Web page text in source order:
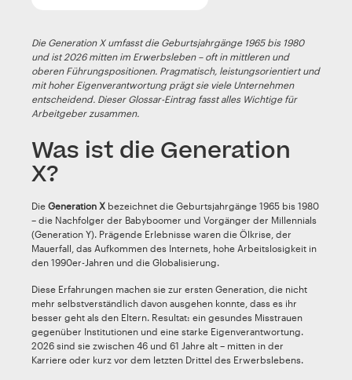
Die Generation X umfasst die Geburtsjahrgänge 1965 bis 1980
und ist 2026 mitten im Erwerbsleben – oft in mittleren und
oberen Führungspositionen. Pragmatisch, leistungsorientiert und
mit hoher Eigenverantwortung prägt sie viele Unternehmen
entscheidend. Dieser Glossar-Eintrag fasst alles Wichtige für
Arbeitgeber zusammen.
Was ist die Generation
X?
Die Generation X bezeichnet die Geburtsjahrgänge 1965 bis 1980
– die Nachfolger der Babyboomer und Vorgänger der Millennials
(Generation Y). Prägende Erlebnisse waren die Ölkrise, der
Mauerfall, das Aufkommen des Internets, hohe Arbeitslosigkeit in
den 1990er-Jahren und die Globalisierung.
Diese Erfahrungen machen sie zur ersten Generation, die nicht
mehr selbstverständlich davon ausgehen konnte, dass es ihr
besser geht als den Eltern. Resultat: ein gesundes Misstrauen
gegenüber Institutionen und eine starke Eigenverantwortung.
2026 sind sie zwischen 46 und 61 Jahre alt – mitten in der
Karriere oder kurz vor dem letzten Drittel des Erwerbslebens.